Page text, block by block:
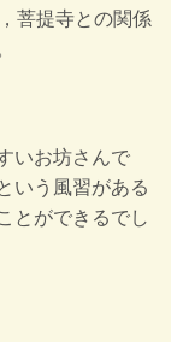
菩提寺との関係
いお坊さんで
いう風習がある
とができるでし